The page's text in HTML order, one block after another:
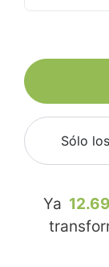
Sólo
Ya